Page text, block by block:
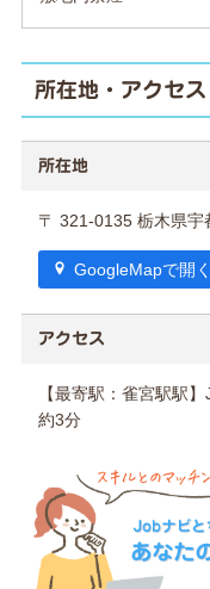
所在地・アクセス
所在地
〒 321-0135 栃木県
GoogleMapで開く
アクセス
【最寄駅：雀宮駅駅
約3分